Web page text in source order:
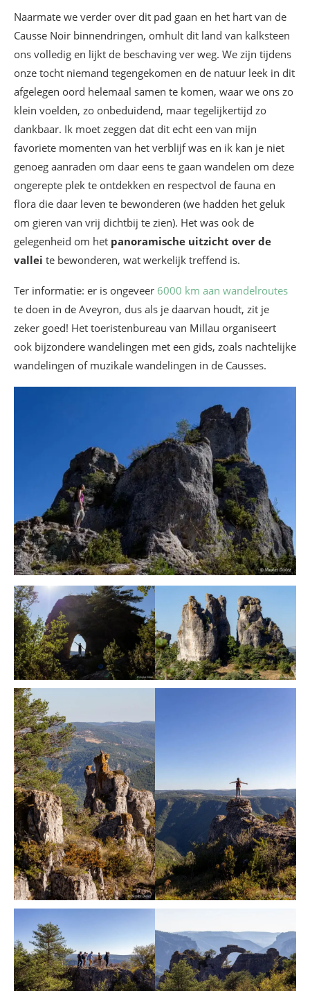
Naarmate we verder over dit pad gaan en het hart van de
Causse Noir binnendringen, omhult dit land van kalksteen
ons volledig en lijkt de beschaving ver weg. We zijn tijdens
onze tocht niemand tegengekomen en de natuur leek in dit
afgelegen oord helemaal samen te komen, waar we ons zo
klein voelden, zo onbeduidend, maar tegelijkertijd zo
dankbaar. Ik moet zeggen dat dit echt een van mijn
favoriete momenten van het verblijf was en ik kan je niet
genoeg aanraden om daar eens te gaan wandelen om deze
ongerepte plek te ontdekken en respectvol de fauna en
flora die daar leven te bewonderen (we hadden het geluk
om gieren van vrij dichtbij te zien). Het was ook de
gelegenheid om het panoramische uitzicht over de
vallei te bewonderen, wat werkelijk treffend is.
Ter informatie: er is ongeveer 6000 km aan wandelroutes
te doen in de Aveyron, dus als je daarvan houdt, zit je
zeker goed! Het toeristenbureau van Millau organiseert
ook bijzondere wandelingen met een gids, zoals nachtelijke
wandelingen of muzikale wandelingen in de Causses.